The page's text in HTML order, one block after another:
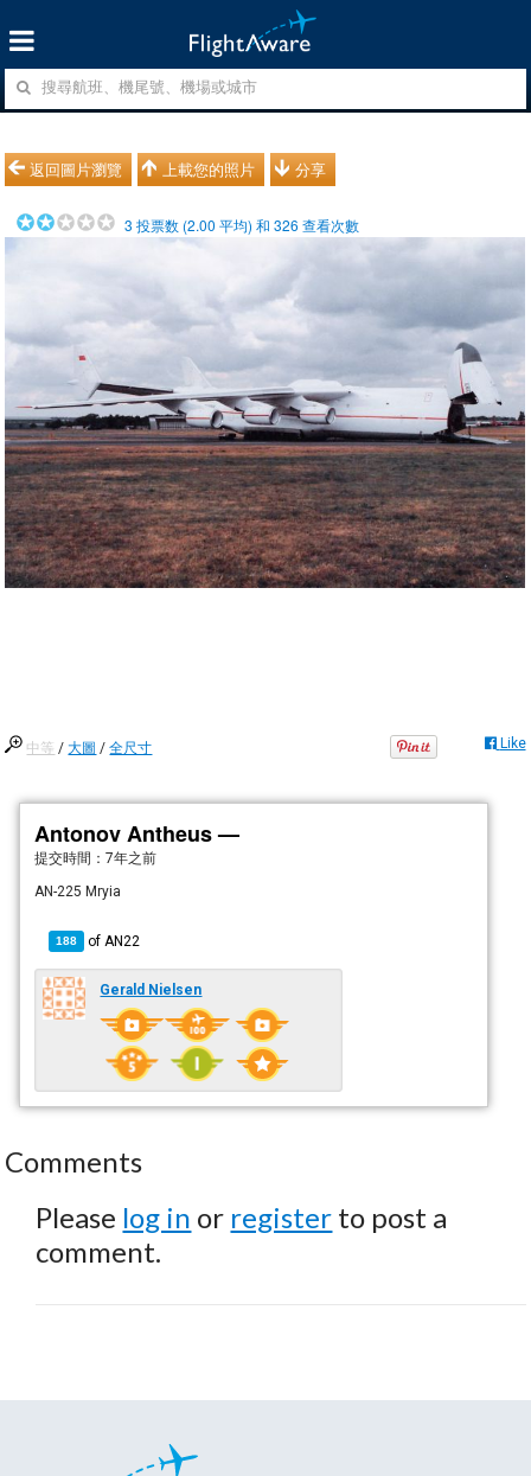
返回圖片瀏覽 上載您的照片 分享
3 投票数 (2.00 平均) 和326 查看次數
中等 /大圖 /全尺寸 Like
Antonov Antheus —
提交時間：7年之前
AN-225 Mryia
188 of AN22
Gerald Nielsen
Comments
Please log in or register to post a
comment.